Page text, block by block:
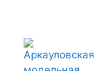
содержимому